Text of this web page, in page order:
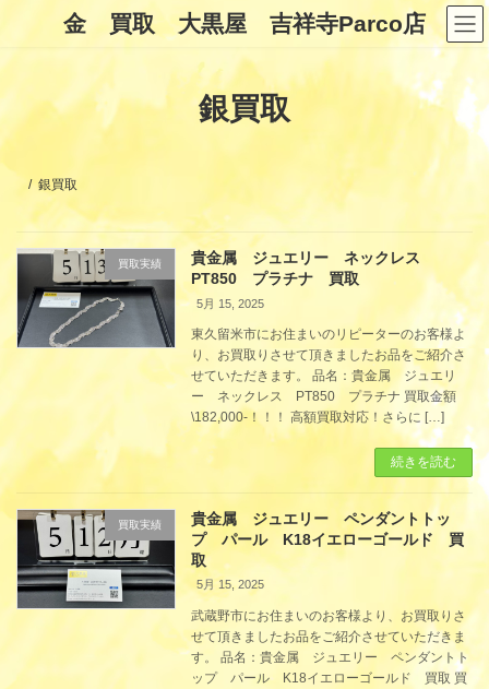
ン
キ
ッ
ー
に
移
金 買取 大黒屋 吉祥寺Parco店
銀買取
銀買取
買取実績
貴金属 ジュエリー ネックレス
PT850 プラチナ 買取
5月 15, 2025
東久留米市にお住まいのリピーターのお客様よ
り、お買取りさせて頂きましたお品をご紹介さ
せていただきます。 品名：貴金属 ジュエリ
ー ネックレス PT850 プラチナ 買取金額
\182,000-！！！ 高額買取対応！さらに […]
続きを読む
買取実績
貴金属 ジュエリー ペンダントトッ
プ パール K18イエローゴールド 買
取
5月 15, 2025
武蔵野市にお住まいのお客様より、お買取りさ
せて頂きましたお品をご紹介させていただきま
す。 品名：貴金属 ジュエリー ペンダントト
ップ パール K18イエローゴールド 買取 買